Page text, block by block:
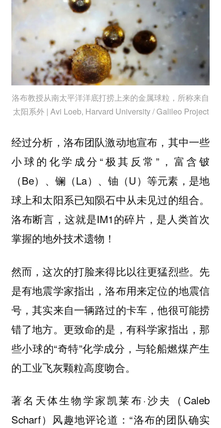
洛布教授从南太平洋洋底打捞上来的金属球粒，所称来自
太阳系外 | Avi Loeb, Harvard University / Galileo Project
经过分析，洛布团队激动地宣布，其中一些
小球的化学成分“极其反常”，富含铍
（Be）、镧（La）、铀（U）等元素，是地
球上和太阳系已知陨石中从未见过的组合。
洛布断言，这就是IM1的碎片，是人类首次
掌握的地外技术遗物！
然而，这次的打脸来得比以往更猛烈些。先
是有地震学家指出，洛布用来定位的地震信
号，其实来自一辆路过的卡车，他很可能捞
错了地方。更致命的是，有科学家指出，那
些小球的“奇特”化学成分，与轮船燃煤产生
的工业飞灰颗粒高度吻合。
著名天体生物学家凯莱布·沙夫（Caleb
Scharf）风趣地评论道：“洛布的团队确实